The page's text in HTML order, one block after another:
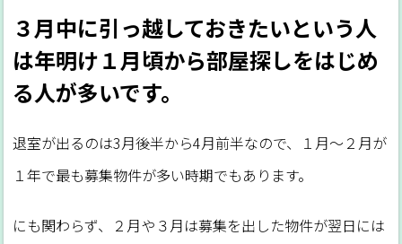
３月中に引っ越しておきたいという人
は年明け１月頃から部屋探しをはじめ
る人が多いです。
退室が出るのは3月後半から4月前半なので、１月〜２月が
１年で最も募集物件が多い時期でもあります。
にも関わらず、２月や３月は募集を出した物件が翌日には